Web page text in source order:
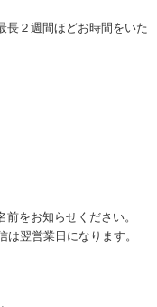
長２週間ほどお時間をいた
をお知らせください。
翌営業日になります。